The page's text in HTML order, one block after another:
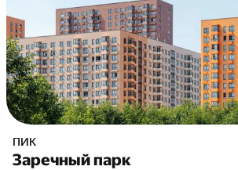
ПИК
Заречный парк